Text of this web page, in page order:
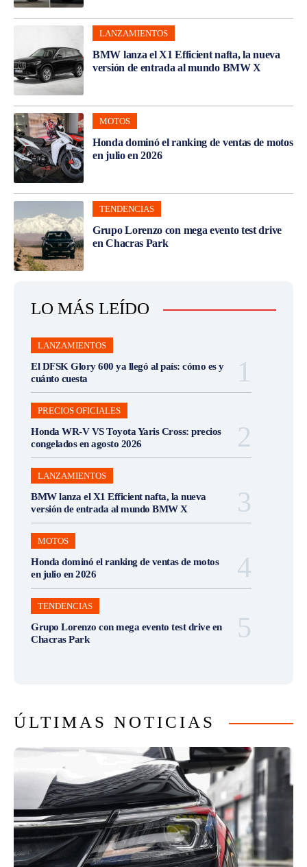
LANZAMIENTOS
BMW lanza el X1 Efficient nafta, la nueva
versión de entrada al mundo BMW X
MOTOS
Honda dominó el ranking de ventas de motos
en julio en 2026
TENDENCIAS
Grupo Lorenzo con mega evento test drive
en Chacras Park
LO MÁS LEÍDO
LANZAMIENTOS
El DFSK Glory 600 ya llegó al país: cómo es y
cuánto cuesta
PRECIOS OFICIALES
Honda WR-V VS Toyota Yaris Cross: precios
congelados en agosto 2026
LANZAMIENTOS
BMW lanza el X1 Efficient nafta, la nueva
versión de entrada al mundo BMW X
MOTOS
Honda dominó el ranking de ventas de motos
en julio en 2026
TENDENCIAS
Grupo Lorenzo con mega evento test drive en
Chacras Park
ÚLTIMAS NOTICIAS